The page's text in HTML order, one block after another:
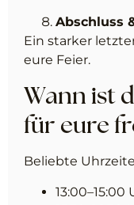
Abschluss
Ein starker
eure Feier.
Wann ist
für eure
Beliebte
13:00–15:00